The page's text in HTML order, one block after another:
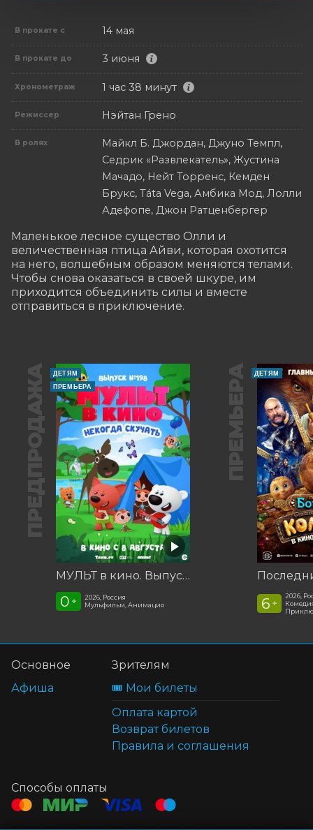
В прокате с 14 мая
В прокате до 3 июня
Хронометраж 1 час 38 минут
Режиссер Нэйтан Грено
В ролях
Майкл Б. Джордан, Джуно Темпл,
Седрик «Развлекатель», Жустина
Мачадо, Нейт Торренс, Кемден
Брукс, Táta Vega, Амбика Мод, Лолли
Адефопе, Джон Ратценбергер
Маленькое лесное существо Олли и
величественная птица Айви, которая охотится
на него, волшебным образом меняются телами.
Чтобы снова оказаться в своей шкуре, им
приходится объединить силы и вместе
отправиться в приключение.
ПРЕДПРОДАЖА
ДЕТЯМ
ПРЕМЬЕРА
МУЛЬТ в кино. Выпуск №198. Некогда скучать
0 +
2026, Россия
Мульфильм, Анимация
ПРЕМЬЕРА ДЕТЯМ
6 +
2026,
Основное
Афиша
Зрителям
🎟️ Мои билеты
Оплата картой
Возврат билетов
Правила и соглашения
Способы оплаты